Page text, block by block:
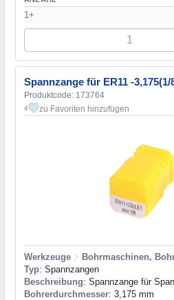
1+
Spannzange für ER11 -3,175(1/
Produktcode: 173764
4 zu Favoriten hinzufügen
Werkzeuge > Bohrmaschinen,
Typ: Spannzangen
Beschreibung: Spannzange für
Bohrerdurchmesser: 3,175 mm